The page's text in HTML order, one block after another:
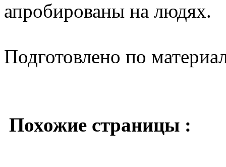
апробированы на людях.
Подготовлено по
Похожие страницы :